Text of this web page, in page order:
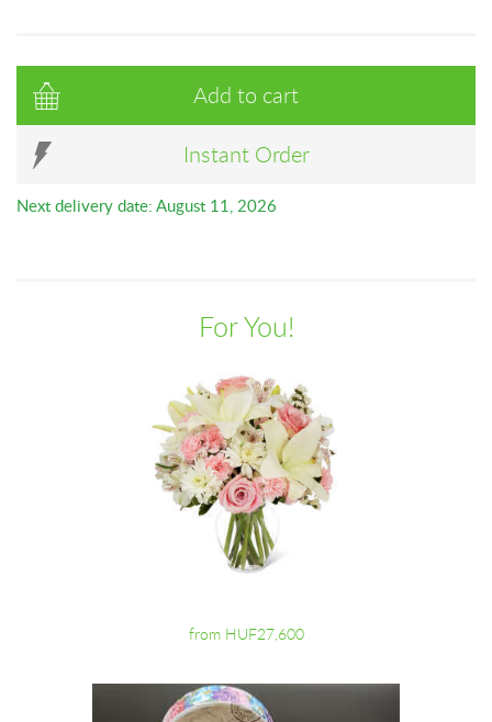
Add to cart
Instant Order
Next delivery date: August 11, 2026
For You!
from HUF27,600